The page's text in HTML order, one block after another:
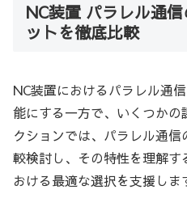
NC装置 パラレル通
ットを徹底比較
NC装置におけるパラレル通
能にする一方で、いくつか
クションでは、パラレル通
較検討し、その特性を理解す
おける最適な選択を支援しま